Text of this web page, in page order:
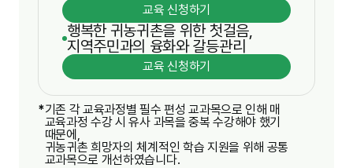
교육 신청하기
행복한 귀농귀촌을 위한 첫걸음,
지역주민과의 융화와 갈등관리
교육 신청하기
*기존 각 교육과정별 필수 편성 교과목으로 인해 매
교육과정 수강 시 유사 과목을 중복 수강해야 했기
때문에,
귀농귀촌 희망자의 체계적인 학습 지원을 위해 공통
교과목으로 개선하였습니다.